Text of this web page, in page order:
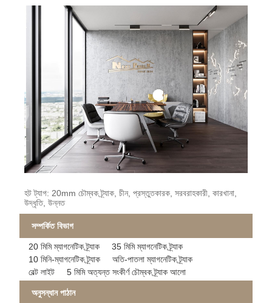
হট ট্যাগ: 20mm চৌম্বক ট্র্যাক, চীন, প্রস্তুতকারক, সরবরাহকারী, কারখানা,
উদ্ধৃতি, উন্নত
সম্পর্কিত বিভাগ
20 মিমি ম্যাগনেটিক ট্র্যাক
35 মিমি ম্যাগনেটিক ট্র্যাক
10 মিনি-ম্যাগনেটিক ট্র্যাক
অতি-পাতলা ম্যাগনেটিক ট্র্যাক
বেল্ট লাইট
5 মিমি অত্যন্ত সংকীর্ণ চৌম্বক ট্র্যাক আলো
অনুসন্ধান পাঠান